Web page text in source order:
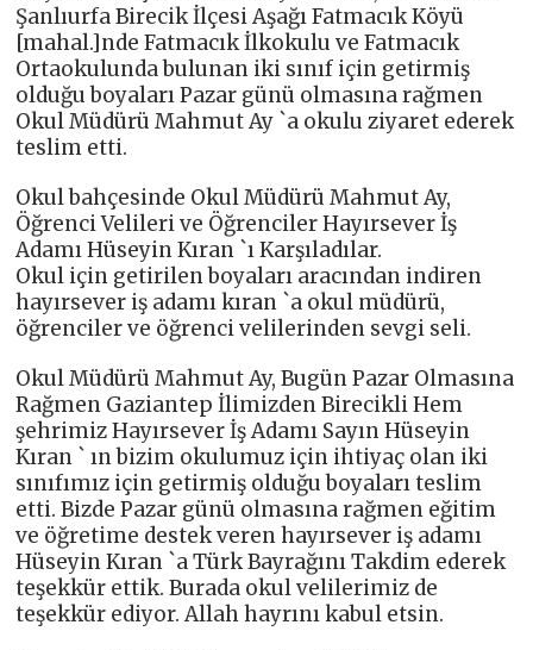
Şanlıurfa Birecik İlçesi Aşağı Fatmacık Köyü
[mahal.]nde Fatmacık İlkokulu ve Fatmacık
Ortaokulunda bulunan iki sınıf için getirmiş
olduğu boyaları Pazar günü olmasına rağmen
Okul Müdürü Mahmut Ay `a okulu ziyaret ederek
teslim etti.
Okul bahçesinde Okul Müdürü Mahmut Ay,
Öğrenci Velileri ve Öğrenciler Hayırsever İş
Adamı Hüseyin Kıran `ı Karşıladılar.
Okul için getirilen boyaları aracından indiren
hayırsever iş adamı kıran `a okul müdürü,
öğrenciler ve öğrenci velilerinden sevgi seli.
Okul Müdürü Mahmut Ay, Bugün Pazar Olmasına
Rağmen Gaziantep İlimizden Birecikli Hem
şehrimiz Hayırsever İş Adamı Sayın Hüseyin
Kıran ` ın bizim okulumuz için ihtiyaç olan iki
sınıfımız için getirmiş olduğu boyaları teslim
etti. Bizde Pazar günü olmasına rağmen eğitim
ve öğretime destek veren hayırsever iş adamı
Hüseyin Kıran `a Türk Bayrağını Takdim ederek
teşekkür ettik. Burada okul velilerimiz de
teşekkür ediyor. Allah hayrını kabul etsin.